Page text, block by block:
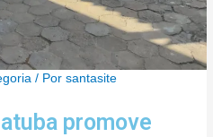
/ Porsantasite
promove